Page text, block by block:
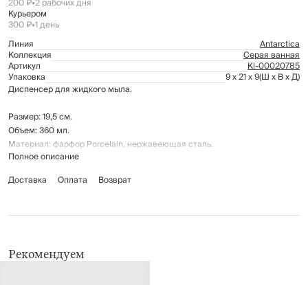
200 ₽•2 рабочих дня
Курьером
300 ₽•1 день
Линия
Antarctica
Коллекция Серая ванная
Артикул Kl-00020785
Упаковка 9 x 21 x 9(Ш x В x Д)
Диспенсер для жидкого мыла.
Размер: 19,5 см.
Объем: 360 мл.
Материал: фарфор Porcelain, нержавеющая сталь.
Рекомендуется мыть вручную с применением мягких моющих средств.
Полное описание
Доставка
Оплата Возврат
Рекомендуем